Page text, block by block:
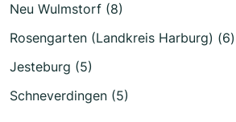
Neu Wulmstorf (8)
Rosengarten (Landkreis Harburg) (6)
Jesteburg (5)
Schneverdingen (5)